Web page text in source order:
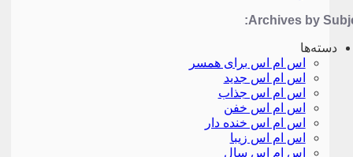
Archives by
دسته‌ها
اس ام اس برای همسر
اس ام اس جدید
اس ام اس جذاب
اس ام اس خفن
اس ام اس خنده دار
اس ام اس زیبا
اس ام اس سال